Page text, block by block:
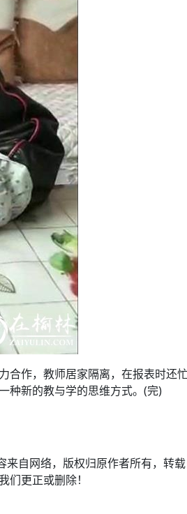
作，教师居家隔离，在报表时
种新的教与学的思维方式。(完)
自网络，版权归原作者所有，转
更正或删除！